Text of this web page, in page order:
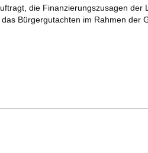
die Finanzierungszusagen der
Bürgergutachten im Rahmen der